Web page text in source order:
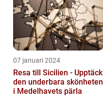
07 januari 2024
Resa till Sicilien - Upptäck
den underbara skönheten
i Medelhavets pärla